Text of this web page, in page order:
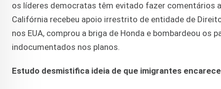
os líderes democratas têm evitado fazer comentários
Califórnia recebeu apoio irrestrito de entidade de
nos EUA, comprou a briga de Honda e bombardeou
indocumentados nos planos.
Estudo desmistifica ideia de que imigrantes